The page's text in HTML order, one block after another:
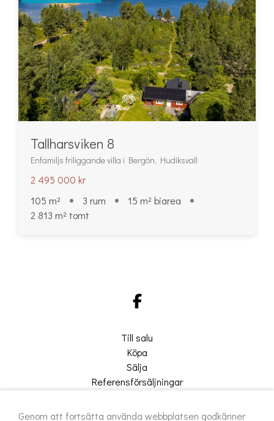
Tallharsviken 8
Enfamiljs friliggande villa i Bergön, Hudiksvall
2 495 000 kr
105 m²
3 rum
15 m² biarea
2 813 m² tomt
Till salu
Köpa
Sälja
Referensförsäljningar
Genom att fortsätta använda webbplatsen godkänner